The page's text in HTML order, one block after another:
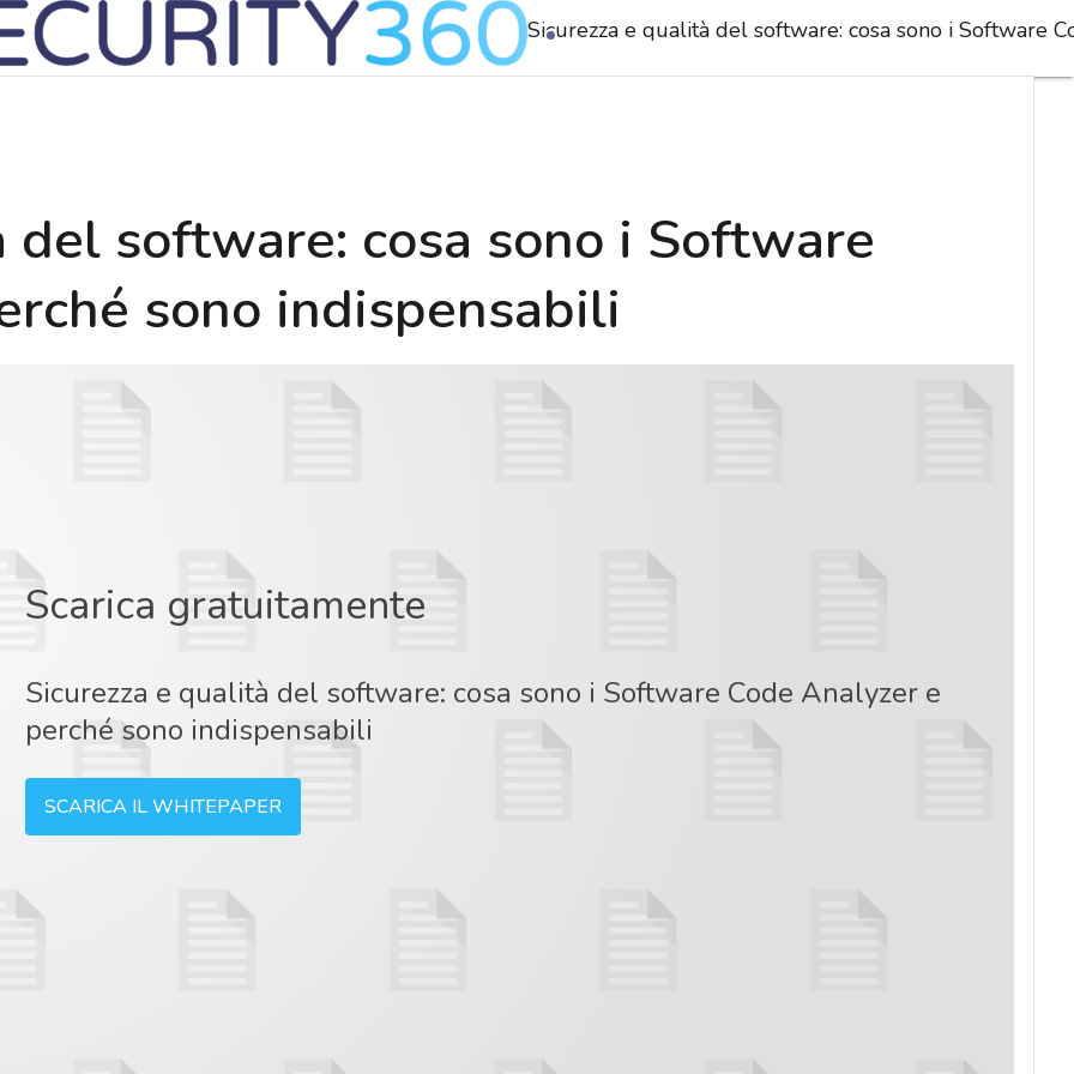
Sicurezza e qualità del software: cosa sono i Software
del software: cosa sono i Software
sono indispensabili
Scarica gratuitamente
Sicurezza e qualità del software: cosa sono i Software Code Analyzer e
perché sono indispensabili
SCARICA IL WHITEPAPER